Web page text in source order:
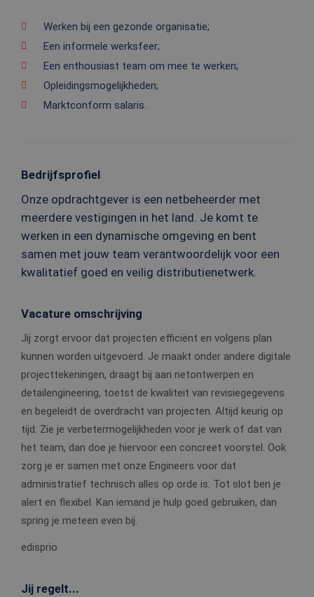
Werken bij een gezonde organisatie;
Een informele werksfeer;
Een enthousiast team om mee te werken;
Opleidingsmogelijkheden;
Marktconform salaris.
Bedrijfsprofiel
Onze opdrachtgever is een netbeheerder met
meerdere vestigingen in het land. Je komt te
werken in een dynamische omgeving en bent
samen met jouw team verantwoordelijk voor een
kwalitatief goed en veilig distributienetwerk.
Vacature omschrijving
Jij zorgt ervoor dat projecten efficiënt en volgens plan
kunnen worden uitgevoerd. Je maakt onder andere digitale
projecttekeningen, draagt bij aan netontwerpen en
detailengineering, toetst de kwaliteit van revisiegegevens
en begeleidt de overdracht van projecten. Altijd keurig op
tijd. Zie je verbetermogelijkheden voor je werk of dat van
het team, dan doe je hiervoor een concreet voorstel. Ook
zorg je er samen met onze Engineers voor dat
administratief technisch alles op orde is. Tot slot ben je
alert en flexibel. Kan iemand je hulp goed gebruiken, dan
spring je meteen even bij.
edisprio
Jij regelt...